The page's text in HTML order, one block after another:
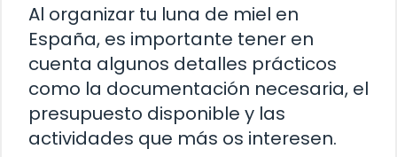
Al organizar tu luna de miel en
España, es importante tener en
cuenta algunos detalles prácticos
como la documentación necesaria, el
presupuesto disponible y las
actividades que más os interesen.